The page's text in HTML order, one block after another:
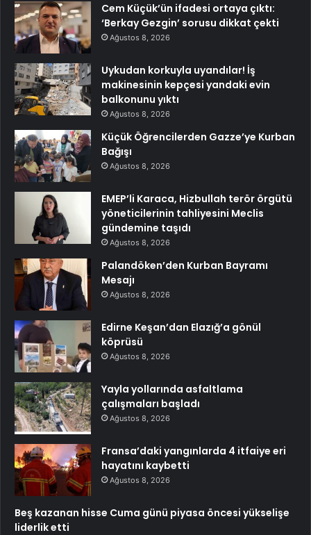
Cem Küçük’ün ifadesi ortaya çıktı:
‘Berkay Gezgin’ sorusu dikkat çekti
Ağustos 8, 2026
Uykudan korkuyla uyandılar! İş
makinesinin kepçesi yandaki evin
balkonunu yıktı
Ağustos 8, 2026
Küçük Öğrencilerden Gazze’ye Kurban
Bağışı
Ağustos 8, 2026
EMEP’li Karaca, Hizbullah terör örgütü
yöneticilerinin tahliyesini Meclis
gündemine taşıdı
Ağustos 8, 2026
Palandöken’den Kurban Bayramı
Mesajı
Ağustos 8, 2026
Edirne Keşan’dan Elazığ’a gönül
köprüsü
Ağustos 8, 2026
Yayla yollarında asfaltlama
çalışmaları başladı
Ağustos 8, 2026
Fransa’daki yangınlarda 4 itfaiye eri
hayatını kaybetti
Ağustos 8, 2026
Beş kazanan hisse Cuma günü piyasa öncesi yükselişe
liderlik etti